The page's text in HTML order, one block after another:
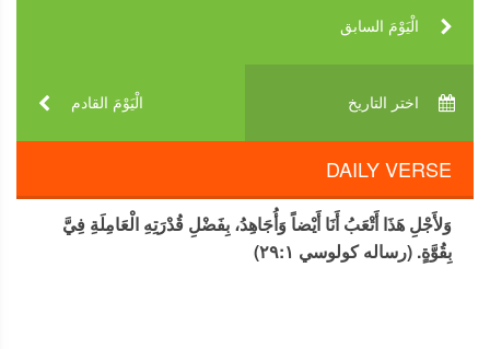
الْيَوْمَ السابق‎
الْيَوْمَ القادم‎ اختر التاريخ‎
DAILY VERSE
وَلأَجْلِ هَذَا أَتْعَبُ أَنَا أَيْضاً وَأُجَاهِدُ، بِفَضْلِ قُدْرَتِهِ الْعَامِلَةِ فِيَّ
بِقُوَّةٍ. (رساله كولوسي ٢٩:١)